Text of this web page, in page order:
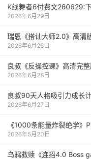
K线舞者6付费文260629:
2026年6月29日
瑞恩《搭讪大师2.0》高清
2026年6月28日
良叔《反操控课》高清完
2026年6月28日
良叔90天人格吸引力成长
2026年6月27日
《1000‮能条‬‎量‮裂炸‬‎绝
2026年5月20日
乌鸦救赎《连招4.0 Boss